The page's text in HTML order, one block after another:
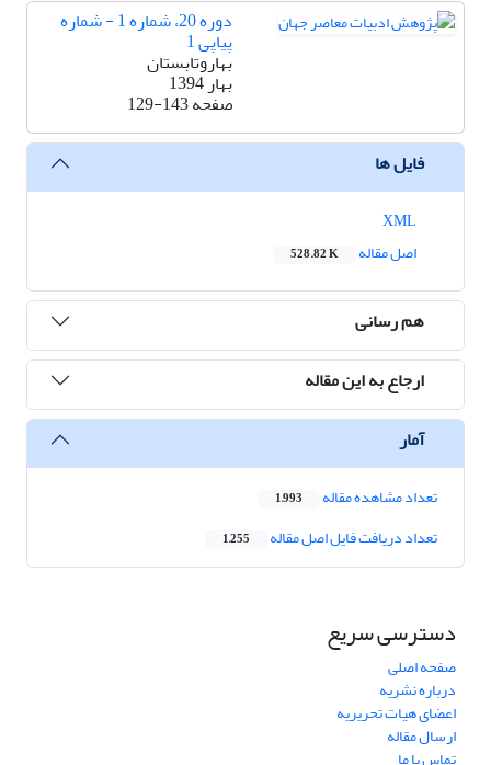
دوره 20، شماره 1 - شماره
پیاپی 1
بهاروتابستان
بهار 1394
صفحه129-143
فایل ها
اصل مقاله
528.82 K
هم رسانی
ارجاع به این مقاله
آمار
تعداد مشاهده مقاله 1,993
تعداد دریافت فایل اصل مقاله 1,255
دسترسی سریع
صفحه اصلی
درباره نشریه
اعضای هیات تحریریه
ارسال مقاله